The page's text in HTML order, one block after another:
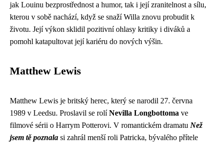
jak Louinu bezprostřednost a humor, tak i její zranitelnost a sílu,
kterou v sobě nachází, když se snaží Willa znovu probudit k
životu. Její výkon sklidil pozitivní ohlasy kritiky i diváků a
pomohl katapultovat její kariéru do nových výšin.
Matthew Lewis
Matthew Lewis je britský herec, který se narodil 27. června
1989 v Leedsu. Proslavil se rolíNevilla Longbottoma ve
filmové sérii o Harrym Potterovi. V romantickém dramatu Než
jsem tě poznala si zahrál menší roli Patricka, bývalého přítele